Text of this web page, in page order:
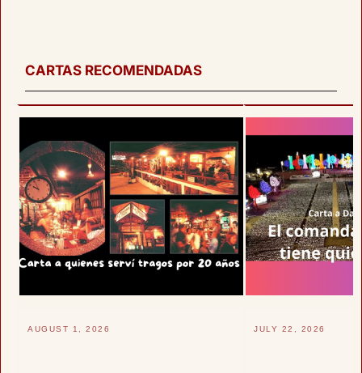
CARTAS RECOMENDADAS
AUGUST 1, 2026 JULY 22, 2026